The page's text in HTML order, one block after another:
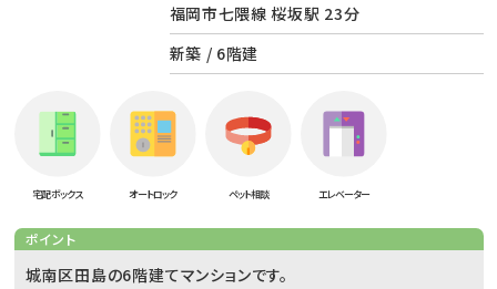
福岡市七隈線 桜坂駅 23分
新築 / 6階建
宅配ボックス オートロック ペット相談 エレベーター
ポイント
城南区田島の6階建てマンションです。